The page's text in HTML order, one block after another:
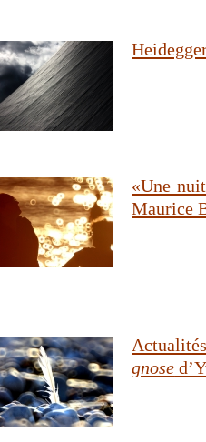
«Une
Maurice
gnose